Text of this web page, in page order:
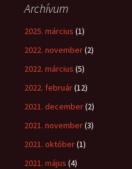
Archívum
2025. március (1)
2022. november(2)
2022. március (5)
2022. február(12)
2021. december(2)
2021. november(3)
2021. október(1)
2021. május (4)